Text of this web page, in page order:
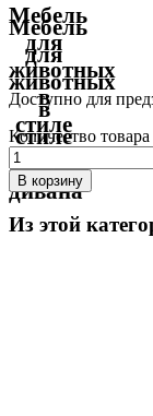
Мебель
для
животных
в
стиле
вашего
дивана
Мебель
для
животных
в
стиле
вашего
дивана
Доступно для
Количество
В корзину
Из этой